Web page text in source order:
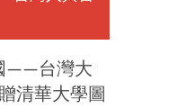
——台灣大
清華大學圖